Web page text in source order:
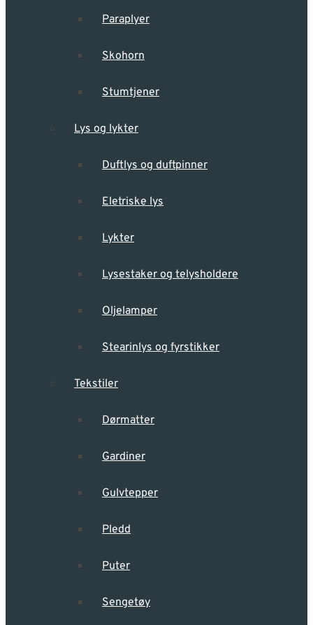
Paraplyer
Skohorn
Stumtjener
Lys og lykter
Duftlys og duftpinner
Eletriske lys
Lykter
Lysestaker og telysholdere
Oljelamper
Stearinlys og fyrstikker
Tekstiler
Dørmatter
Gardiner
Gulvtepper
Pledd
Puter
Sengetøy